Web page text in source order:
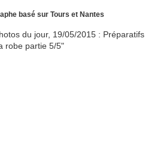
basé sur Tours et Nantes